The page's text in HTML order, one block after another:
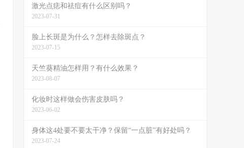
激光点痣和祛痘有什么区别吗？
2023-07-31
脸上长斑是为什么？怎样去除斑点？
2023-07-15
天竺葵精油怎样用？有什么效果？
2023-08-07
化妆时这样做会伤害皮肤吗？
2023-06-02
身体这4处要不要太干净？保留“一点脏”有好处吗？
2023-07-24